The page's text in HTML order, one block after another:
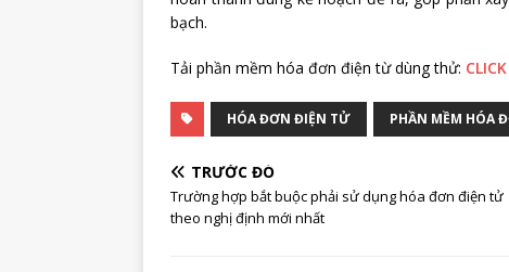
bạch.
Tải phần mềm hóa đơn điện từ dùng thử:
HÓA ĐƠN ĐIỆN TỬ PHẦN MỀM HÓA
TRƯỚC ĐÓ
Trường hợp bắt buộc phải sử dụng hóa đơn điện tử
theo nghị định mới nhất